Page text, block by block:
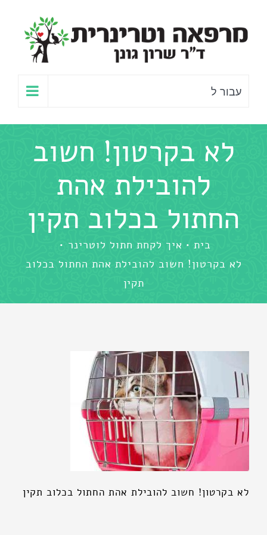
לתוכן
עבור ל
לא בקרטון! חשוב
להובילת אהת
החתול בכלוב תקין
בית
איך לקחת חתול לוטרינר
לא בקרטון! חשוב להובילת אהת החתול בכלוב
תקין
לא בקרטון! חשוב להובילת אהת החתול בכלוב תקין